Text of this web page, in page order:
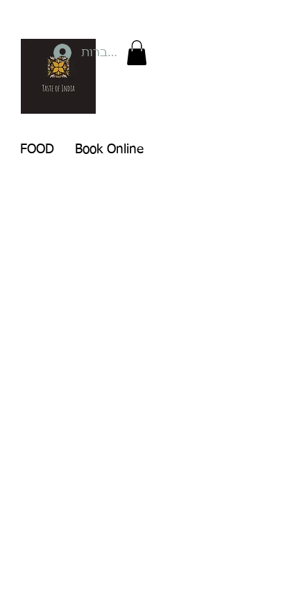
FOOD Book Online
להתחברות